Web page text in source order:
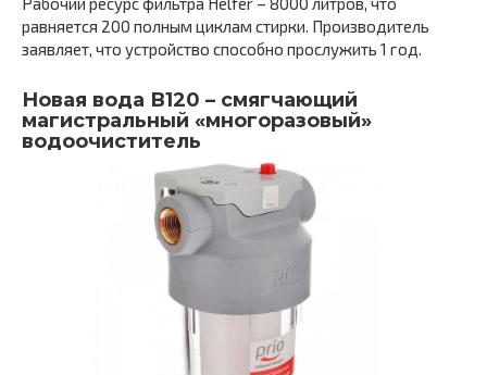
равняется 200 полным циклам стирки. Производитель
заявляет, что устройство способно прослужить 1 год.
Новая вода В120 – смягчающий
магистральный «многоразовый»
водоочиститель